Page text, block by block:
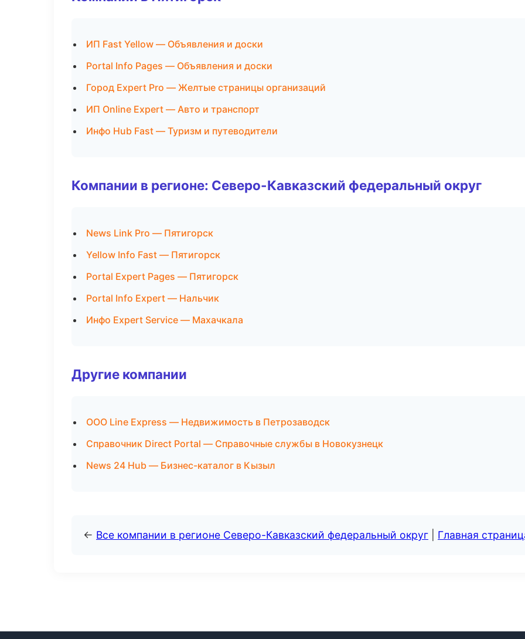
ИП Fast Yellow — Объявления и доски
Portal Info Pages — Объявления и доски
Город Expert Pro — Желтые страницы организаций
ИП Online Expert — Авто и транспорт
Инфо Hub Fast — Туризм и путеводители
Компании в регионе: Северо-Кавказский федеральный округ
News Link Pro — Пятигорск
Yellow Info Fast — Пятигорск
Portal Expert Pages — Пятигорск
Portal Info Expert — Нальчик
Инфо Expert Service — Махачкала
Другие компании
ООО Line Express — Недвижимость в Петрозаводск
Справочник Direct Portal — Справочные службы в Новокузнецк
News 24 Hub — Бизнес-каталог в Кызыл
← Все компании в регионе Северо-Кавказский федеральный округ Главная